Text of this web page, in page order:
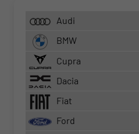
Audi
BMW
Cupra
Dacia
Fiat
Ford